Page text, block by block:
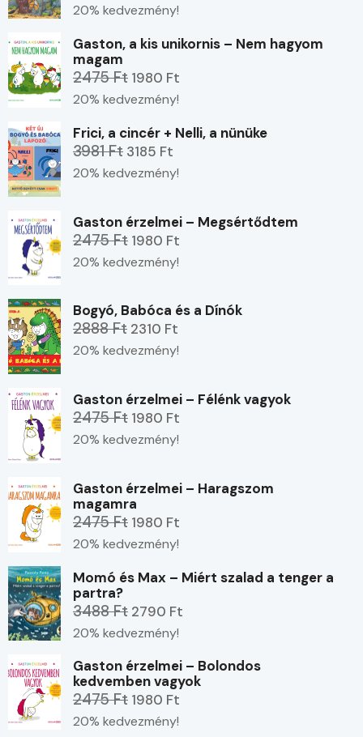
20% kedvezmény!
Gaston, a kis unikornis – Nem hagyom
magam
2475 Ft 1980 Ft
20% kedvezmény!
Frici, a cincér + Nelli, a nünüke
3981 Ft 3185 Ft
20% kedvezmény!
Gaston érzelmei – Megsértődtem
2475 Ft 1980 Ft
20% kedvezmény!
Bogyó, Babóca és a Dínók
2888 Ft 2310 Ft
20% kedvezmény!
Gaston érzelmei – Félénk vagyok
2475 Ft 1980 Ft
20% kedvezmény!
Gaston érzelmei – Haragszom
magamra
2475 Ft 1980 Ft
20% kedvezmény!
Momó és Max – Miért szalad a tenger a
partra?
3488 Ft 2790 Ft
20% kedvezmény!
Gaston érzelmei – Bolondos
kedvemben vagyok
2475 Ft 1980 Ft
20% kedvezmény!